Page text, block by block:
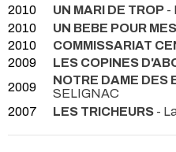
2010
UN MARI DE TROP -
2010
UN BEBE POUR
2010
COMMISSARIAT
2009
LES COPINES
2009
NOTRE DAME DES
SELIGNAC
2007
LES TRICHEURS -